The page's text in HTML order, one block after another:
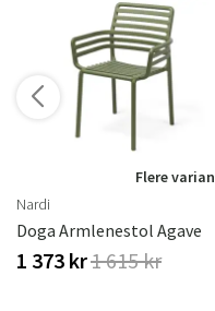
Flere
Nardi
Doga Armlenestol Agave
1 373 kr1 615 kr